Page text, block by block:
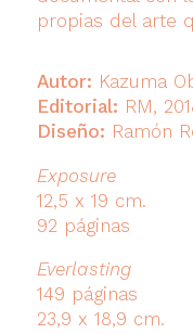
propias del arte
Autor: Kazuma
Editorial: RM,
Diseño: Ramón
Exposure
12,5 x 19 cm.
92 páginas
Everlasting
149 páginas
23,9 x 18,9 cm.